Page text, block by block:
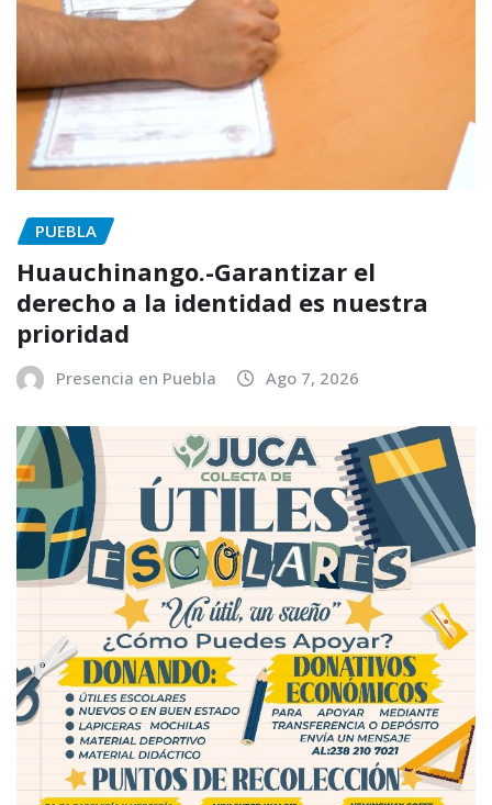
PUEBLA
Huauchinango.-Garantizar el
derecho a la identidad es nuestra
prioridad
Presencia en Puebla Ago 7, 2026